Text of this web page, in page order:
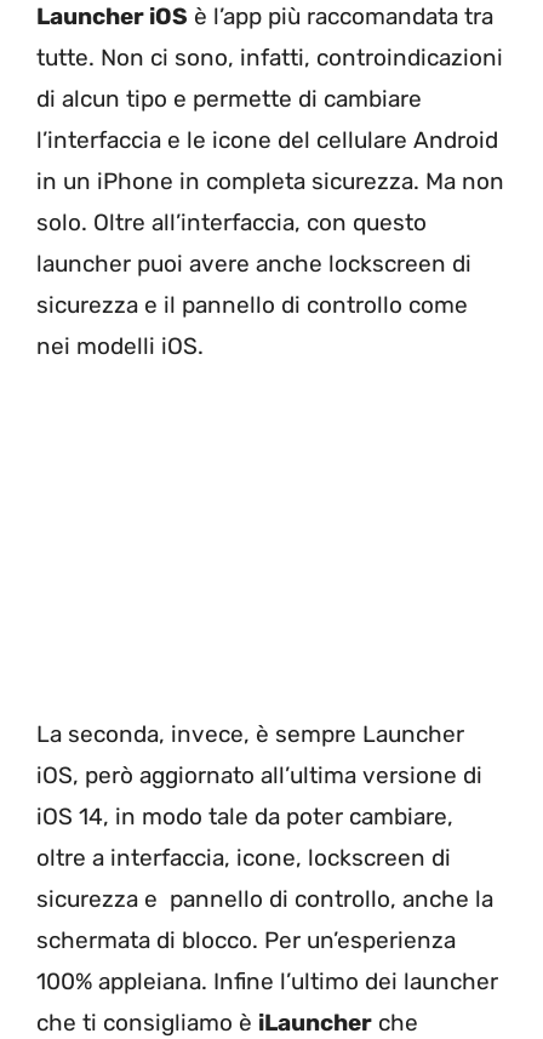
Launcher iOS è l’app più raccomandata tra
tutte. Non ci sono, infatti, controindicazioni
di alcun tipo e permette di cambiare
l’interfaccia e le icone del cellulare Android
in un iPhone in completa sicurezza. Ma non
solo. Oltre all’interfaccia, con questo
launcher puoi avere anche lockscreen di
sicurezza e il pannello di controllo come
nei modelli iOS.
La seconda, invece, è sempre Launcher
iOS, però aggiornato all’ultima versione di
iOS 14, in modo tale da poter cambiare,
oltre a interfaccia, icone, lockscreen di
sicurezza e pannello di controllo, anche la
schermata di blocco. Per un’esperienza
100% appleiana. Infine l’ultimo dei launcher
che ti consigliamo è iLauncher che